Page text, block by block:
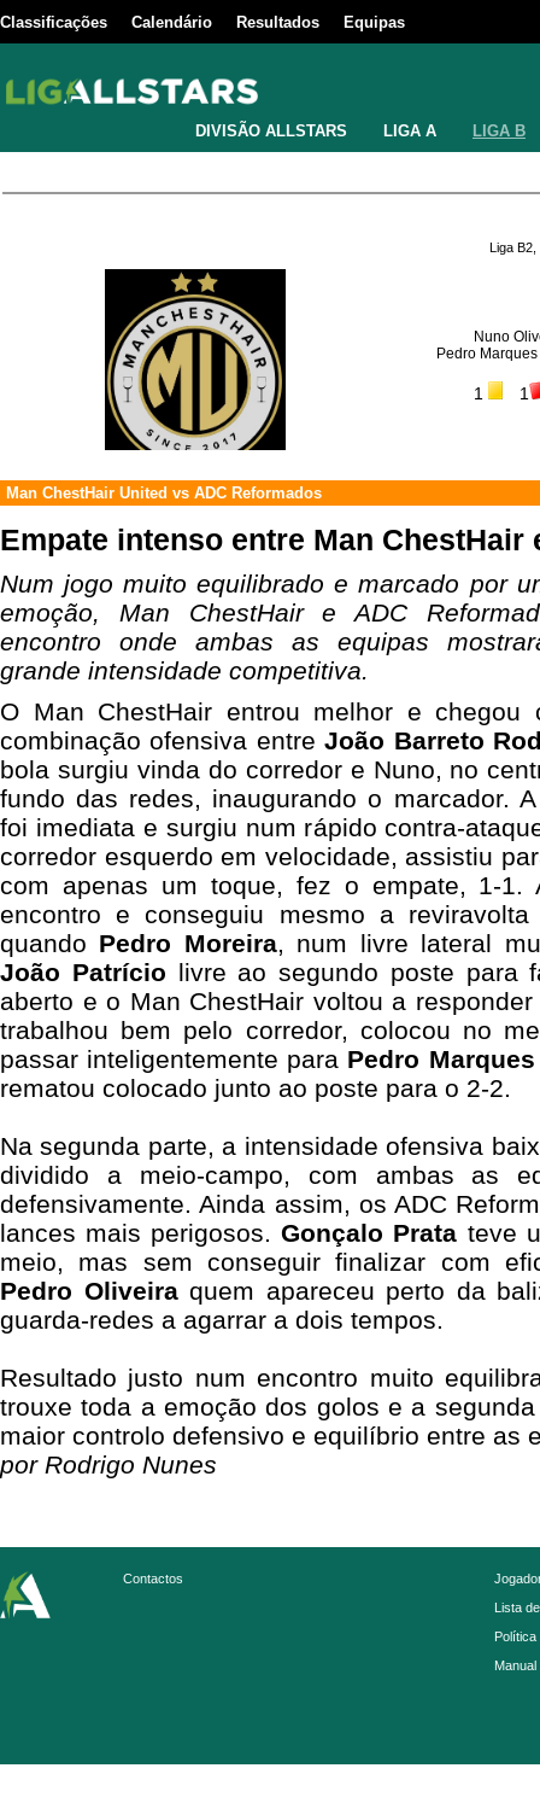
Classificações Calendário Resultados Equipas
DIVISÃO ALLSTARS LIGA A LIGA B
Liga B2,
Nuno
Pedro
1 1
Man ChestHair United vs ADC Reformados
Empate intenso entre Man ChestHair
Num jogo muito equilibrado e marcado por
emoção, Man ChestHair e ADC
encontro onde ambas as equipas
grande intensidade competitiva.
O Man ChestHair entrou melhor e
combinação ofensiva entreJoão Barreto
bola surgiu vinda do corredor e Nuno, no
fundo das redes, inaugurando o marcador.
foi imediata e surgiu num rápido contra-
corredor esquerdo em velocidade, assistiu
com apenas um toque, fez o empate, 1-1.
encontro e conseguiu mesmo a
quando Pedro Moreira, num livre lateral
João Patrício livre ao segundo poste para
aberto e o Man ChestHair voltou a
trabalhou bem pelo corredor, colocou no
passar inteligentemente para Pedro Marques
rematou colocado junto ao poste para o 2-2.
Na segunda parte, a intensidade ofensiva
dividido a meio-campo, com ambas as
defensivamente. Ainda assim, os ADC
lances mais perigosos.Gonçalo Prata teve
meio, mas sem conseguir finalizar com
Pedro Oliveiraquem apareceu perto da
guarda-redes a agarrar a dois tempos.
Resultado justo num encontro muito
trouxe toda a emoção dos golos e a
maior controlo defensivo e equilíbrio entre as
por Rodrigo Nunes
Contactos
Lista
Política